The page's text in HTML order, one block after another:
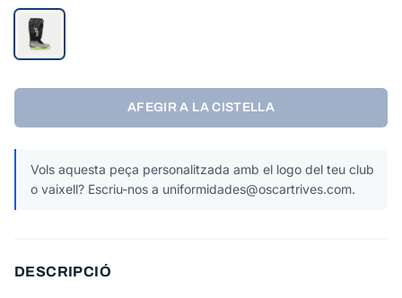
AFEGIR A LA CISTELLA
Vols aquesta peça personalitzada amb el logo del teu club
o vaixell? Escriu-nos a uniformidades@oscartrives.com.
DESCRIPCIÓ